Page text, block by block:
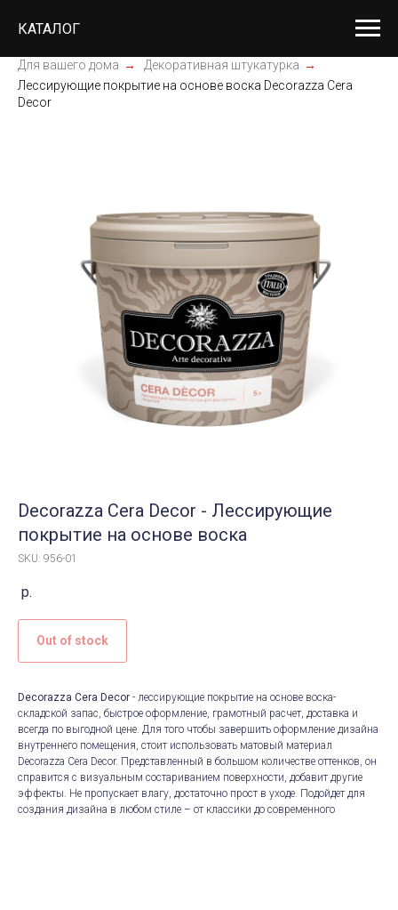
КАТАЛОГ
Для вашего дома → Декоративная штукатурка →
Лессирующие покрытие на основе воска Decorazza Cera
Decor
Decorazza Cera Decor - Лессирующие
покрытие на основе воска
SKU: 956-01
р.
Out of stock
Decorazza Cera Decor - лессирующие покрытие на основе воска-
складской запас, быстрое оформление, грамотный расчет, доставка и
всегда по выгодной цене. Для того чтобы завершить оформление дизайна
внутреннего помещения, стоит использовать матовый материал
Decorazza Cera Decor. Представленный в большом количестве оттенков, он
справится с визуальным состариванием поверхности, добавит другие
эффекты. Не пропускает влагу, достаточно прост в уходе. Подойдет для
создания дизайна в любом стиле – от классики до современного